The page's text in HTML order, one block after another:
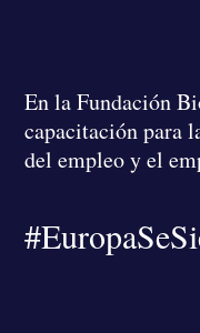
En la Fundación
capacitación para
del empleo y el